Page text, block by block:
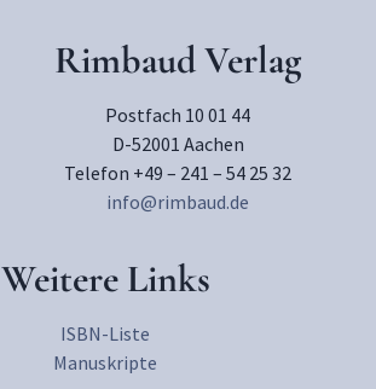
Rimbaud Verlag
Postfach 10 01 44
D-52001 Aachen
Telefon +49 – 241 – 54 25 32
info@rimbaud.de
Weitere Links
ISBN-Liste
Manuskripte